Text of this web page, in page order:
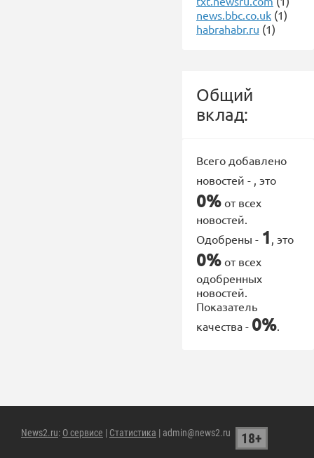
news.bbc.co.uk (1)
habrahabr.ru (1)
Общий
вклад:
Всего добавлено
новостей - , это
0% от всех
новостей.
Одобрены - 1 , это
0% от всех
одобренных
новостей.
Показатель
качества - 0%.
News2.ru: О сервисе | Статистика | admin@news2.ru 18+